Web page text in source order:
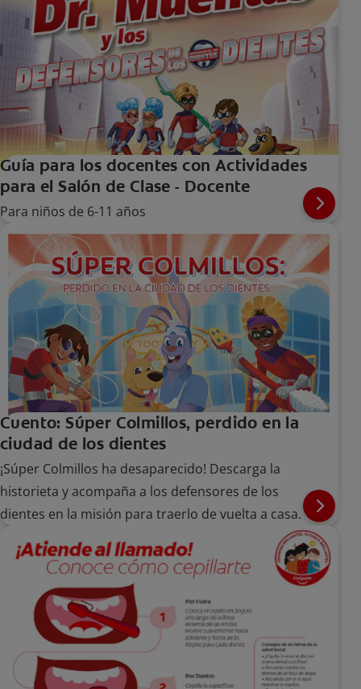
Guía para los docentes con Actividades
para el Salón de Clase - Docente
Para niños de 6-11 años
Cuento: Súper Colmillos, perdido en la
ciudad de los dientes
¡Súper Colmillos ha desaparecido! Descarga la
historieta y acompaña a los defensores de los
dientes en la misión para traerlo de vuelta a casa.